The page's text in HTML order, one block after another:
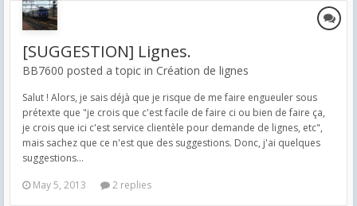
[SUGGESTION] Lignes.
BB7600 posted a topic in Création de lignes
Salut ! Alors, je sais déjà que je risque de me faire engueuler sous
prétexte que "je crois que c'est facile de faire ci ou bien de faire ça,
je crois que ici c'est service clientèle pour demande de lignes, etc",
mais sachez que ce n'est que des suggestions. Donc, j'ai quelques
suggestions...
May 5, 2013
2 replies